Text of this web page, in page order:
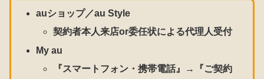
auショップ／au Style
契約者本人来店or委任状による代理人受付
My au
『スマートフォン・携帯電話』→『ご契約